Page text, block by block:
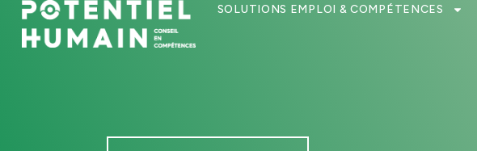
SOLUTIONS EMPLOI & COMPÉTENCES